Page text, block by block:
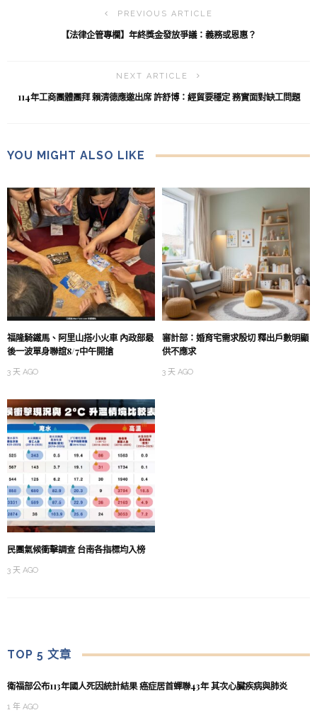
PREVIOUS ARTICLE
【法律企管專欄】年終獎金發放爭議：義務或恩惠？
NEXT ARTICLE
114年工商團體團拜 賴清德應邀出席 許舒博：經貿要穩定 務實面對缺工問題
YOU MIGHT ALSO LIKE
福隆騎鐵馬、阿里山搭小火車 內政部最
後一波單身聯誼8/7中午開搶
3 天 AGO
審計部：婚育宅需求殷切 釋出戶數明顯
供不應求
3 天 AGO
民團氣候衝擊調查 台南各指標均入榜
3 天 AGO
TOP 5 文章
衛福部公布113年國人死因統計結果 癌症居首蟬聯43年 其次心臟疾病與肺炎
1 年 AGO